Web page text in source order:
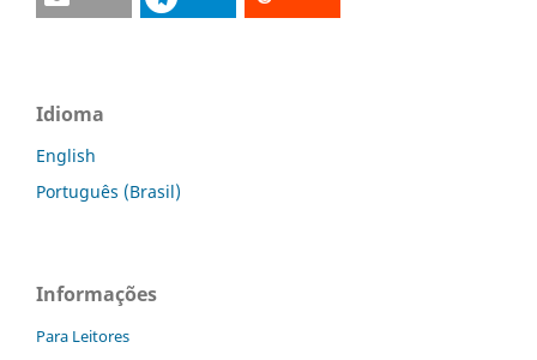
Idioma
English
Português (Brasil)
Informações
Para Leitores